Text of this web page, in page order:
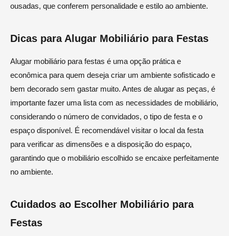
ousadas, que conferem personalidade e estilo ao ambiente.
Dicas para Alugar Mobiliário para Festas
Alugar mobiliário para festas é uma opção prática e
econômica para quem deseja criar um ambiente sofisticado e
bem decorado sem gastar muito. Antes de alugar as peças, é
importante fazer uma lista com as necessidades de mobiliário,
considerando o número de convidados, o tipo de festa e o
espaço disponível. É recomendável visitar o local da festa
para verificar as dimensões e a disposição do espaço,
garantindo que o mobiliário escolhido se encaixe perfeitamente
no ambiente.
Cuidados ao Escolher Mobiliário para
Festas